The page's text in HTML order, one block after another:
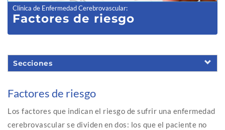
Clínica de Enfermedad Cerebrovascular:
Factores de riesgo
Secciones
Factores de riesgo
Los factores que indican el riesgo de sufrir una enfermedad
cerebrovascular se dividen en dos: los que el paciente no